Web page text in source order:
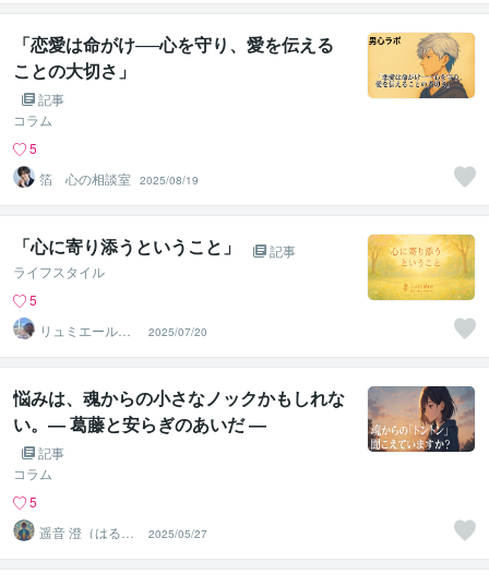
「恋愛は命がけ──心を守り、愛を伝える
ことの大切さ」
記事
コラム
5
箔 心の相談室 2025/08/19
「心に寄り添うということ」
記事
ライフスタイル
5
リュミエールカ
ウンセリングル
ームRin
2025/07/20
悩みは、魂からの小さなノックかもしれな
い。― 葛藤と安らぎのあいだ ―
記事
コラム
5
遥音 澄（はる
ね・すみ）
2025/05/27